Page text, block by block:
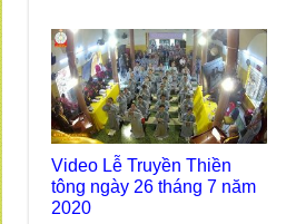
Video Lễ Truyền Thiền
tông ngày 26 tháng 7 năm
2020